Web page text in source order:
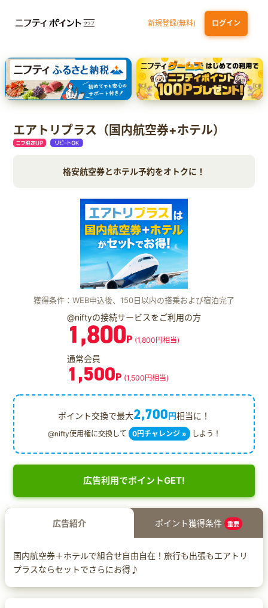
新規登録(無料) ログイン
三井住友カード ゴールド（NL）（家族カード発行） dカード GOLD
【実質初月無料】DMM | Disney+(ディズニープラス) セットプラン
SBI証券 確定拠出年金（iDeCo）
エアトリプラス（国内航空券+ホテル）
格安航空券とホテル予約をオトクに！
獲得条件：WEB申込後、150日以内の搭乗および宿泊完了
@niftyの接続サービスをご利用の方
1,800P (1,800円相当)
通常会員
1,500P (1,500円相当)
ポイント交換で最大2,700円相当に！
@nifty使用権に交換して 0円チャレンジ » しよう！
広告利用でポイントGET!
広告紹介 ポイント獲得条件 重要
国内航空券＋ホテルで組合せ自由自在！旅行も出張もエアトリ
プラスならセットでさらにお得♪